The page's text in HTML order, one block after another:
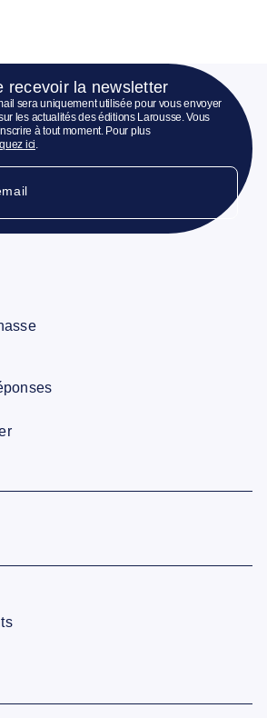
recevoir la newsletter
sera uniquement utilisée pour vous envoyer
les actualités des éditions Larousse. Vous
à tout moment. Pour plus
ici.